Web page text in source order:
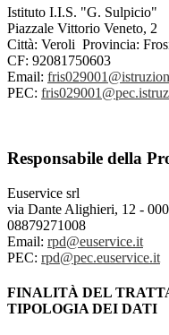
Istituto I.I.S. "G. Sulpicio"
Piazzale Vittorio Veneto, 2
Città: Veroli Provincia:
CF: 92081750603
Email:
PEC:
Responsabile della
Euservice srl
via Dante Alighieri, 12 -
08879271008
Email: rpd@euservice.it
PEC: rpd@pec.euservice.it
FINALITÀ DEL
TIPOLOGIA DEI DATI